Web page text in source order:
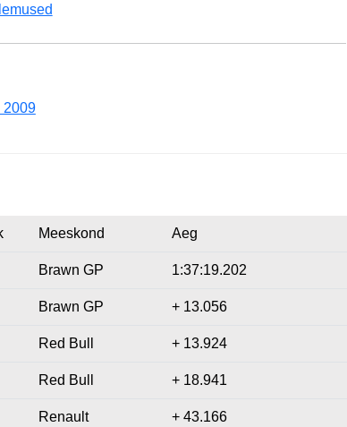
2009
Meeskond Aeg
Brawn GP 1:37:19.202
Brawn GP + 13.056
Red Bull + 13.924
Red Bull + 18.941
Renault + 43.166